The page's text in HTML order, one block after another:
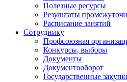
Полезные ресурсы
Результаты
Расписание занятий
Сотруднику
Профсоюзная
Конкурсы, выборы
Документы
Документооборот
Государственные